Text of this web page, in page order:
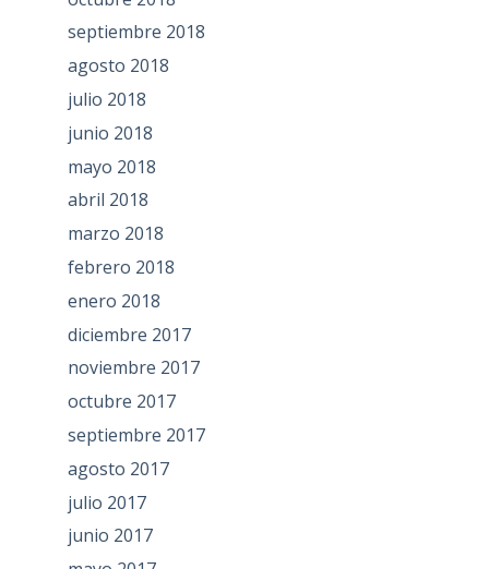
septiembre 2018
agosto 2018
julio 2018
junio 2018
mayo 2018
abril 2018
marzo 2018
febrero 2018
enero 2018
diciembre 2017
noviembre 2017
octubre 2017
septiembre 2017
agosto 2017
julio 2017
junio 2017